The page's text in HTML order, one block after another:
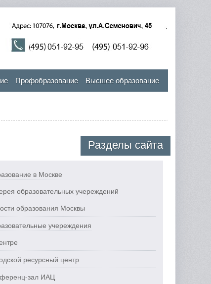
Профобразование Высшее образование
Разделы сайта
в Москве
образовательных учереждений
образования Москвы
учереждения
ресурсный центр
зал ИАЦ